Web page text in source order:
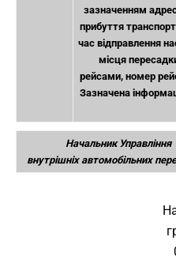
зазначенням
прибуття
час відправлення
місця
рейсами, номер
Зазначена
Начальник Управління
внутрішніх автомобільних